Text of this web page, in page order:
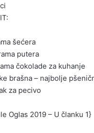
šećera
putera
čokolade za kuhanje
brašna – najbolje
za pecivo
Oglas 2019 – U članku 1}